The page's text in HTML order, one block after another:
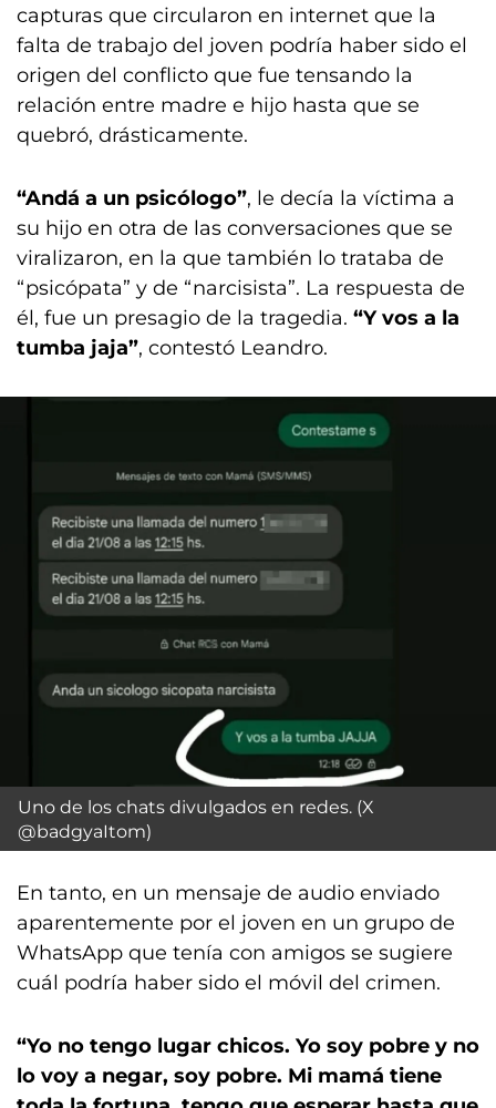
capturas que circularon en internet que la
falta de trabajo del joven podría haber sido el
origen del conflicto que fue tensando la
relación entre madre e hijo hasta que se
quebró, drásticamente.
“Andá a un psicólogo”, le decía la víctima a
su hijo en otra de las conversaciones que se
viralizaron, en la que también lo trataba de
“psicópata” y de “narcisista”. La respuesta de
él, fue un presagio de la tragedia. “Y vos a la
tumba jaja”, contestó Leandro.
Uno de los chats divulgados en redes. (X
@badgyaItom)
En tanto, en un mensaje de audio enviado
aparentemente por el joven en un grupo de
WhatsApp que tenía con amigos se sugiere
cuál podría haber sido el móvil del crimen.
“Yo no tengo lugar chicos. Yo soy pobre y no
lo voy a negar, soy pobre. Mi mamá tiene